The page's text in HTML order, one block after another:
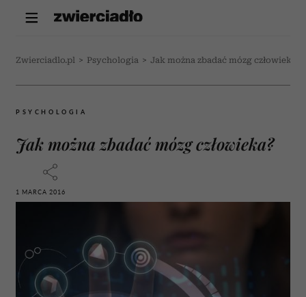
Zwierciadlo.pl > Psychologia > Jak można zbadać mózg człowieka?
PSYCHOLOGIA
Jak można zbadać mózg człowieka?
1 MARCA 2016